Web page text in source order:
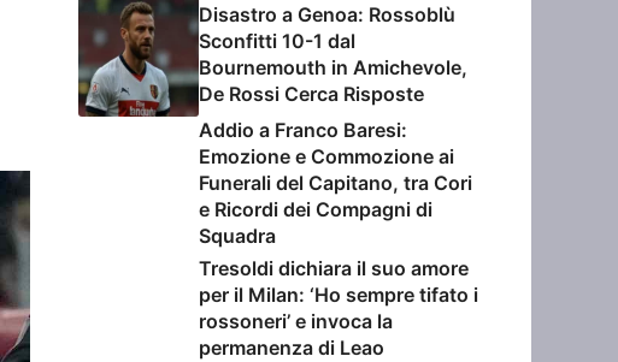
Disastro a Genoa: Rossoblù
Sconfitti 10-1 dal
Bournemouth in Amichevole,
De Rossi Cerca Risposte
Addio a Franco Baresi:
Emozione e Commozione ai
Funerali del Capitano, tra Cori
e Ricordi dei Compagni di
Squadra
Tresoldi dichiara il suo amore
per il Milan: ‘Ho sempre tifato i
rossoneri’ e invoca la
permanenza di Leao